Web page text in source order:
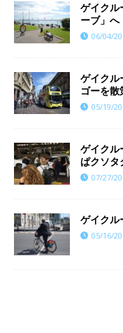
ゲイクル
ーブ」へ
06/04/
ゲイクル
ゴーを散
05/19/
ゲイクル
ぱクソタ
07/27/
ゲイクル
05/16/